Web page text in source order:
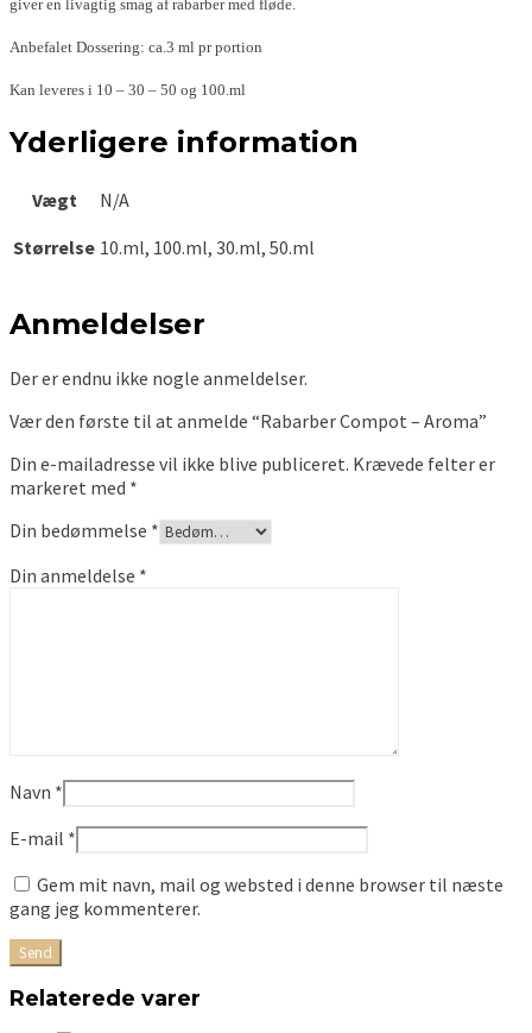
giver en livagtig smag af rabarber med fløde.
Anbefalet Dossering: ca.3 ml pr portion
Kan leveres i 10 – 30 – 50 og 100.ml
Yderligere information
Vægt
N/A
Størrelse 10.ml, 100.ml, 30.ml, 50.ml
Anmeldelser
Der er endnu ikke nogle anmeldelser.
Vær den første til at anmelde “Rabarber Compot – Aroma”
Din e-mailadresse vil ikke blive publiceret. Krævede felter er
markeret med *
Din bedømmelse *
Din anmeldelse *
Navn *
E-mail *
Gem mit navn, mail og websted i denne browser til næste
gang jeg kommenterer.
Relaterede varer